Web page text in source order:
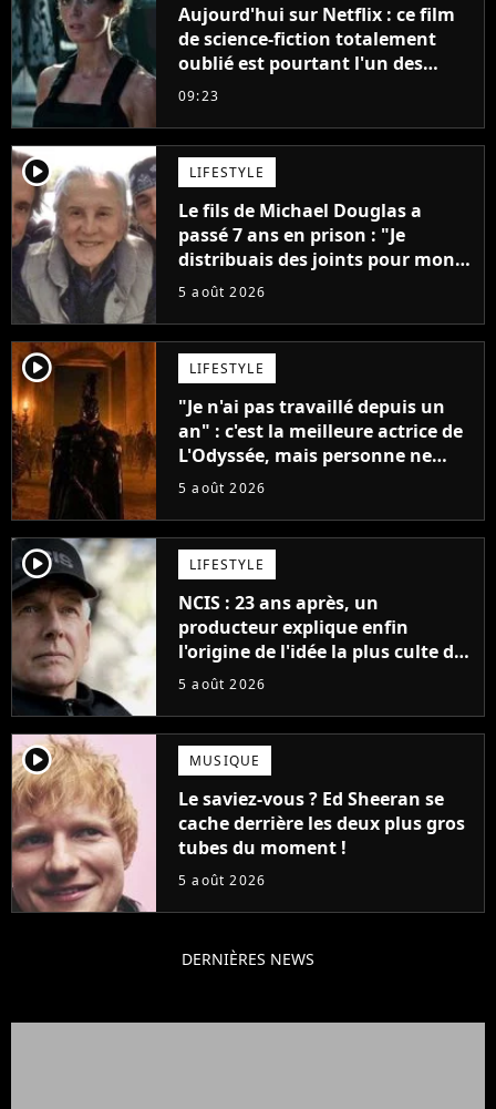
Aujourd'hui sur Netflix : ce film
de science-fiction totalement
oublié est pourtant l'un des
meilleurs des années 2010
09:23
player2 LIFESTYLE
Le fils de Michael Douglas a
passé 7 ans en prison : "Je
distribuais des joints pour mon
père"
5 août 2026
player2 LIFESTYLE
"Je n'ai pas travaillé depuis un
an" : c'est la meilleure actrice de
L'Odyssée, mais personne ne
veut lui donner de rôle au
5 août 2026
player2 LIFESTYLE
NCIS : 23 ans après, un
producteur explique enfin
l'origine de l'idée la plus culte de
la série (et on ne parle pas du
5 août 2026
player2 MUSIQUE
Le saviez-vous ? Ed Sheeran se
cache derrière les deux plus gros
tubes du moment !
5 août 2026
DERNIÈRES NEWS